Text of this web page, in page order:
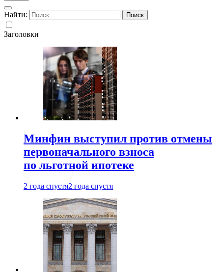
Найти:
Заголовки
Минфин выступил против отмены
первоначального взноса
по льготной ипотеке
2 года спустя2 года спустя